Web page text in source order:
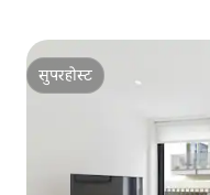
सुपरहोस्ट
सुपरहोस्ट